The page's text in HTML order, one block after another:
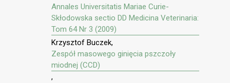
Annales Universitatis Mariae Curie-
Skłodowska sectio DD Medicina Veterinaria:
Tom 64 Nr 3 (2009)
Krzysztof Buczek,
Zespół masowego ginięcia pszczoły
miodnej (CCD)
,